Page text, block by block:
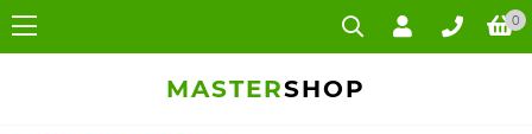
0
MASTERSHOP